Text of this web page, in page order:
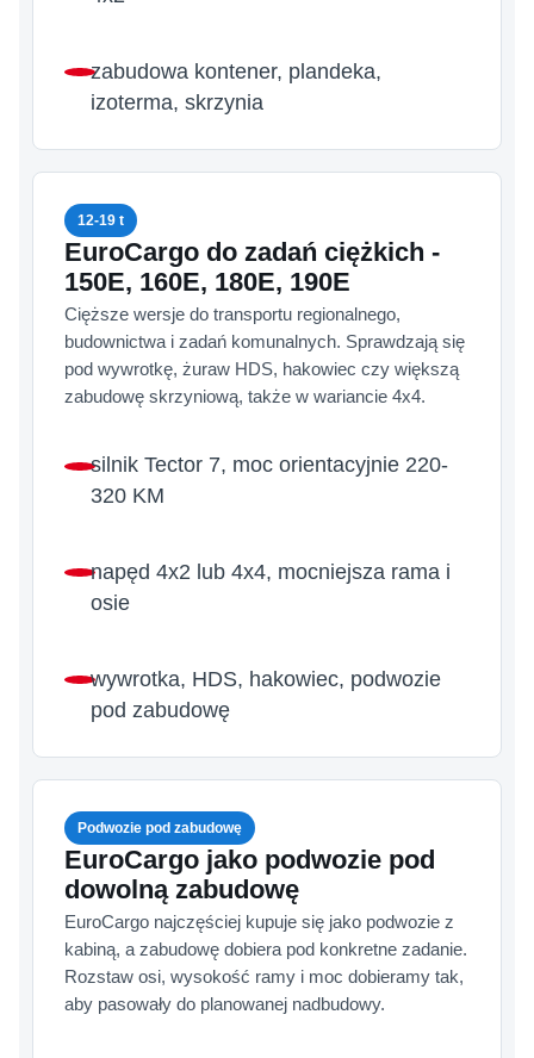
zabudowa kontener, plandeka,
izoterma, skrzynia
12-19 t
EuroCargo do zadań ciężkich -
150E, 160E, 180E, 190E
Cięższe wersje do transportu regionalnego,
budownictwa i zadań komunalnych. Sprawdzają się
pod wywrotkę, żuraw HDS, hakowiec czy większą
zabudowę skrzyniową, także w wariancie 4x4.
silnik Tector 7, moc orientacyjnie 220-
320 KM
napęd 4x2 lub 4x4, mocniejsza rama i
osie
wywrotka, HDS, hakowiec, podwozie
pod zabudowę
Podwozie pod zabudowę
EuroCargo jako podwozie pod
dowolną zabudowę
EuroCargo najczęściej kupuje się jako podwozie z
kabiną, a zabudowę dobiera pod konkretne zadanie.
Rozstaw osi, wysokość ramy i moc dobieramy tak,
aby pasowały do planowanej nadbudowy.